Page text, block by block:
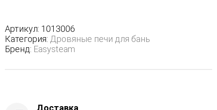
в
полноценном
наборном
кожухе
Змеевик,
Артикул: 1013006
Категория: Дровяные печи для бань
Бренд: Easysteam
Доставка